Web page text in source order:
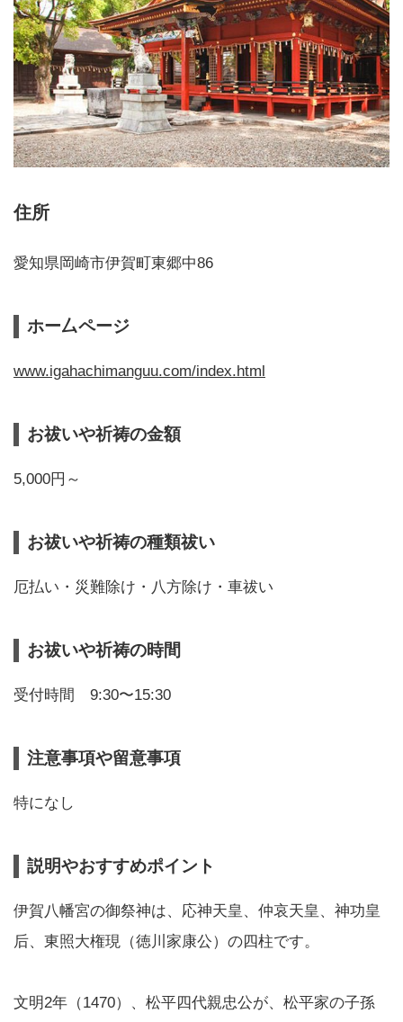
住所
愛知県岡崎市伊賀町東郷中86
ホー厶ページ
www.igahachimanguu.com/index.html
お祓いや祈祷の金額
5,000円～
お祓いや祈祷の種類祓い
厄払い・災難除け・八方除け・車祓い
お祓いや祈祷の時間
受付時間 9:30〜15:30
注意事項や留意事項
特になし
説明やおすすめポイント
伊賀八幡宮の御祭神は、応神天皇、仲哀天皇、神功皇
后、東照大権現（徳川家康公）の四柱です。
文明2年（1470）、松平四代親忠公が、松平家の子孫